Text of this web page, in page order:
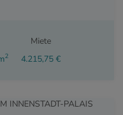
2
Miete
4.215,75 €